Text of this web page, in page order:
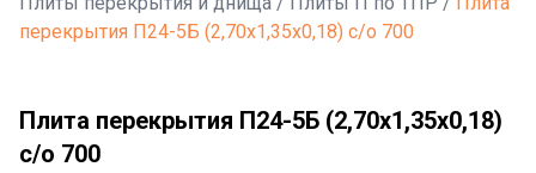
перекрытия П24-5Б (2,70х1,35х0,18) с/о 700
Плита перекрытия П24-5Б (2,70х1,35х0,18)
с/о 700